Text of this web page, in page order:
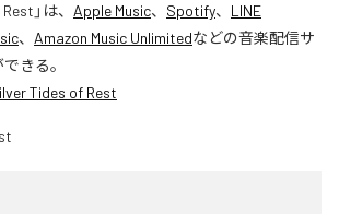
」は、 Apple Music、 Spotify、 LINE
、 Amazon Music Unlimitedなどの音楽配信サ
きる。
Tides of Rest